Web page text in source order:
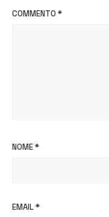
COMMENTO *
NOME*
EMAIL*